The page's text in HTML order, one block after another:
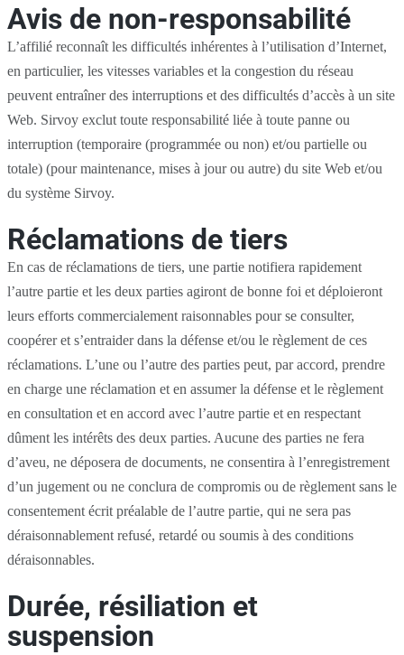
Avis de non-responsabilité
L’affilié reconnaît les difficultés inhérentes à l’utilisation d’Internet,
en particulier, les vitesses variables et la congestion du réseau
peuvent entraîner des interruptions et des difficultés d’accès à un site
Web. Sirvoy exclut toute responsabilité liée à toute panne ou
interruption (temporaire (programmée ou non) et/ou partielle ou
totale) (pour maintenance, mises à jour ou autre) du site Web et/ou
du système Sirvoy.
Réclamations de tiers
En cas de réclamations de tiers, une partie notifiera rapidement
l’autre partie et les deux parties agiront de bonne foi et déploieront
leurs efforts commercialement raisonnables pour se consulter,
coopérer et s’entraider dans la défense et/ou le règlement de ces
réclamations. L’une ou l’autre des parties peut, par accord, prendre
en charge une réclamation et en assumer la défense et le règlement
en consultation et en accord avec l’autre partie et en respectant
dûment les intérêts des deux parties. Aucune des parties ne fera
d’aveu, ne déposera de documents, ne consentira à l’enregistrement
d’un jugement ou ne conclura de compromis ou de règlement sans le
consentement écrit préalable de l’autre partie, qui ne sera pas
déraisonnablement refusé, retardé ou soumis à des conditions
déraisonnables.
Durée, résiliation et
suspension